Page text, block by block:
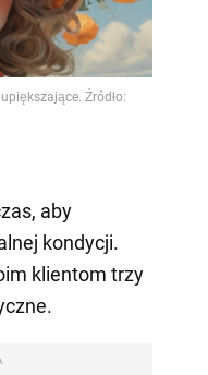
Źródło:
aby
kondycji.
klientom trzy